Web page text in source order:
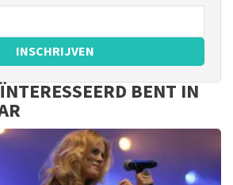
INSCHRIJVEN
BENT IN